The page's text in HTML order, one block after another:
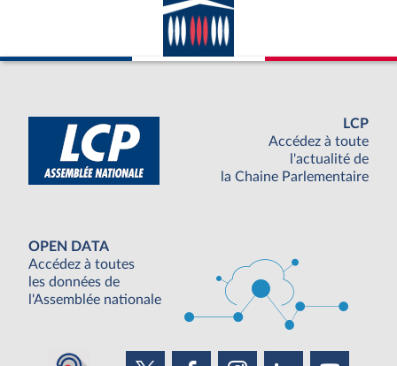
LCP
Accédez à toute
l'actualité de
la Chaine Parlementaire
OPEN DATA
Accédez à toutes
les données de
l'Assemblée nationale